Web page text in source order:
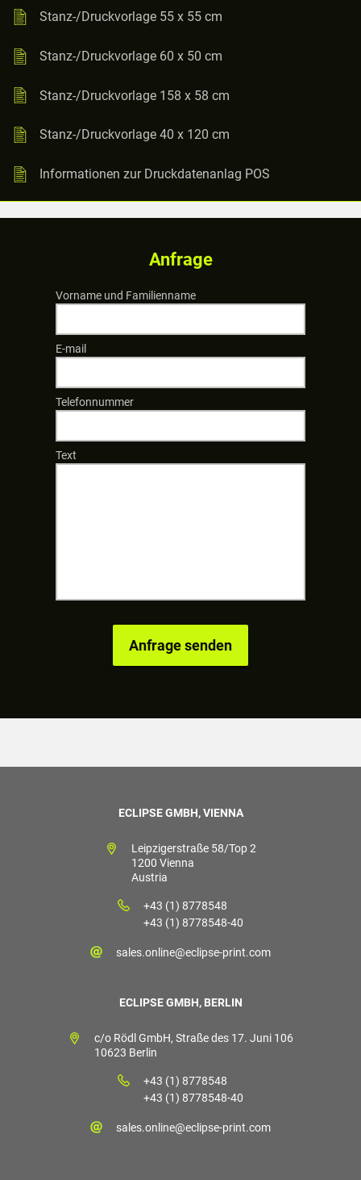
Stanz-/Druckvorlage 55 x 55 cm
Stanz-/Druckvorlage 60 x 50 cm
Stanz-/Druckvorlage 158 x 58 cm
Stanz-/Druckvorlage 40 x 120 cm
Informationen zur Druckdatenanlag POS
Anfrage
Vorname und Familienname
E-mail
Telefonnummer
Text
ECLIPSE GMBH, VIENNA
Leipzigerstraße 58/Top 2
1200 Vienna
Austria
+43 (1) 8778548
+43 (1) 8778548-40
sales.online@eclipse-print.com
ECLIPSE GMBH, BERLIN
c/o Rödl GmbH, Straße des 17. Juni 106
10623 Berlin
+43 (1) 8778548
+43 (1) 8778548-40
sales.online@eclipse-print.com